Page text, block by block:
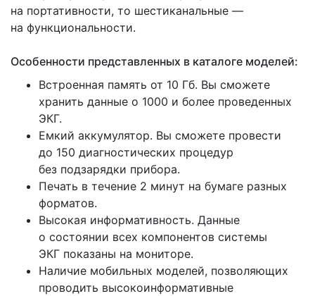
на портативности, то шестиканальные —
на функциональности.
Особенности представленных в каталоге моделей:
Встроенная память от 10 Гб. Вы сможете
хранить данные о 1000 и более проведенных
ЭКГ.
Емкий аккумулятор. Вы сможете провести
до 150 диагностических процедур
без подзарядки прибора.
Печать в течение 2 минут на бумаге разных
форматов.
Высокая информативность. Данные
о состоянии всех компонентов системы
ЭКГ показаны на мониторе.
Наличие мобильных моделей, позволяющих
проводить высокоинформативные